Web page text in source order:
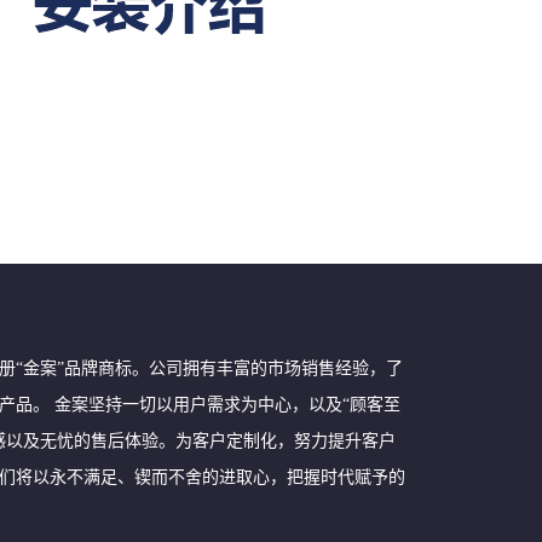
“金案”品牌商标。公司拥有丰富的市场销售经验，了
品。 金案坚持一切以用户需求为中心，以及“顾客至
及无忧的售后体验。为客户定制化，努力提升客户
将以永不满足、锲而不舍的进取心，把握时代赋予的